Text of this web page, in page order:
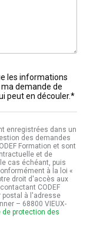
les informations
demande de
peut en découler.*
enregistrées dans un
des demandes
Formation et sont
et de
cas échéant, puis
à la loi «
droit d'accès aux
CODEF
postal à l'adresse
– 68800 VIEUX-
de protection des